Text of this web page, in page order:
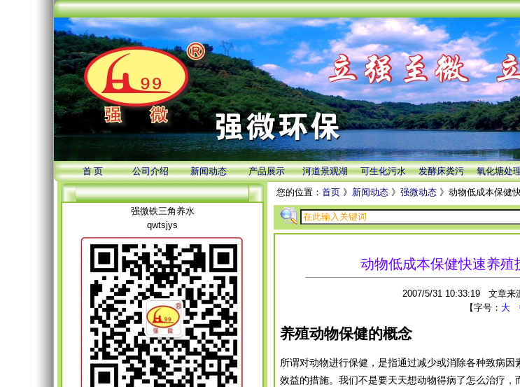
首 页 公司介绍 新闻动态 产品展示 河道景观湖 可生化污水 发酵床粪污 氧化塘处
强微铁三角养水
qwtsjys
您的位置： 首页 》 新闻动态 》 强微动态 》动物低成本保健
动物低成本保健快速养
2007/5/31 10:33:19 文章
【字号： 大
养殖动物保健的概念
所谓对动物进行保健，是指通过减少或消除各种致病
效益的措施。我们不是要天天想动物得病了怎么治疗